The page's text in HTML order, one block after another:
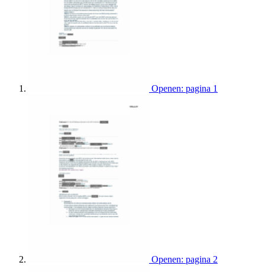
Openen: pagina 1
Openen: pagina 2